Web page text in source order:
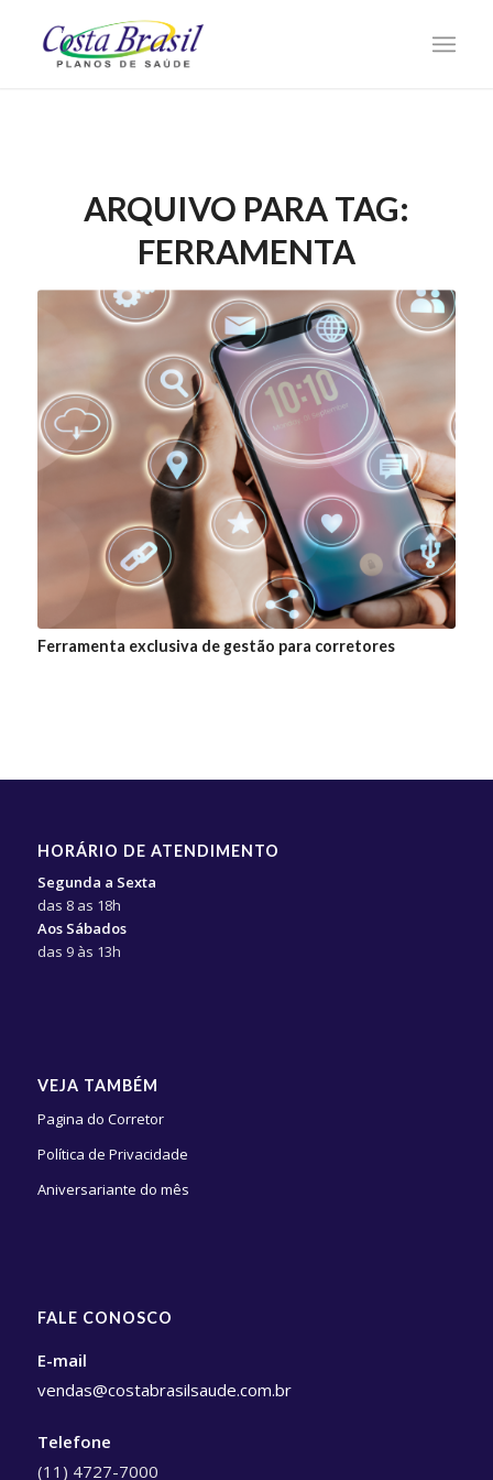
ARQUIVO PARA TAG:
FERRAMENTA
Ferramenta exclusiva de gestão para corretores
HORÁRIO DE ATENDIMENTO
Segunda a Sexta
das 8 as 18h
Aos Sábados
das 9 às 13h
VEJA TAMBÉM
Pagina do Corretor
Política de Privacidade
Aniversariante do mês
FALE CONOSCO
E-mail
vendas@costabrasilsaude.com.br
Telefone
(11) 4727-7000